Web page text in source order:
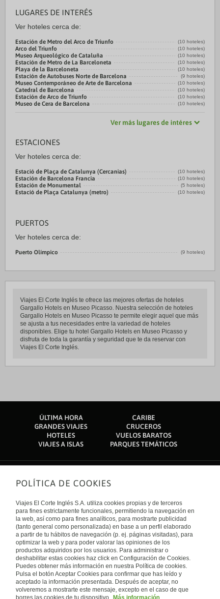
LUGARES DE INTERÉS
Ver hoteles cerca de:
Estación de Metro del Arco de Triunfo (10 hoteles)
Arco del Triunfo (10 hoteles)
Museo Arqueológico de Cataluña (10 hoteles)
Estación de Metro de La Barceloneta (10 hoteles)
Playa de la Barceloneta (10 hoteles)
Estación de Autobuses Norte de Barcelona (9 hoteles)
Museo Contemporáneo de Arte de Barcelona (10 hoteles)
Catedral de Barcelona (10 hoteles)
Estación de Arco de Triunfo (10 hoteles)
Museo de Cera de Barcelona (10 hoteles)
Ver más lugares de intéres
ESTACIONES
Ver hoteles cerca de:
Estació de Plaça de Catalunya (Cercanias) (10 hoteles)
Estación de Barcelona Francia (10 hoteles)
Estación de Monumental (5 hoteles)
Estació de Plaça Catalunya (metro) (10 hoteles)
PUERTOS
Ver hoteles cerca de:
Puerto Olímpico (9 hoteles)
Viajes El Corte Inglés te ofrece las mejores ofertas de hoteles
Gargallo Hotels en Museo Picasso. Nuestra selección de hoteles
Gargallo Hotels en Museo Picasso te permite elegir aquel que más
se ajusta a tus necesidades entre la variedad de hoteles
disponibles. Elige tu hotel Gargallo Hotels en Museo Picasso y
disfruta de toda la garantía y seguridad que te da reservar con
Viajes El Corte Inglés.
ÚLTIMA HORA
CARIBE
GRANDES VIAJES
CRUCEROS
HOTELES
VUELOS BARATOS
VIAJES A ISLAS
PARQUES TEMÁTICOS
Sobre nosotros
Quiénes somos
Financiación
Sostenibilidad
Turismo accesible
Tarjeta El Corte Inglés
Trabaja con nosotros
El Corte Inglés
Canal Ético
Enlaces de interés
Guías de viaje
Catálogos
Auto check-in
Condiciones Generales
Política de privacidad
Política de cookies
Accesibilidad
Empresas/ Grupos
Internacional
España
Visita nuestro blog
POLÍTICA DE COOKIES
Viajes El Corte Inglés S.A. utiliza cookies propias y de terceros
para fines estrictamente funcionales, permitiendo la navegación en
la web, así como para fines analíticos, para mostrarte publicidad
(tanto general como personalizada) en base a un perfil elaborado
a partir de tu hábitos de navegación (p. ej. páginas visitadas), para
optimizar la web y para poder valorar las opiniones de los
productos adquiridos por los usuarios. Para administrar o
deshabilitar estas cookies haz click en Configuración de Cookies.
Puedes obtener más información en nuestra Política de cookies.
Pulsa el botón Aceptar Cookies para confirmar que has leído y
aceptado la información presentada. Después de aceptar, no
volveremos a mostrarte este mensaje, excepto en el caso de que
borres las cookies de tu dispositivo.
Más información